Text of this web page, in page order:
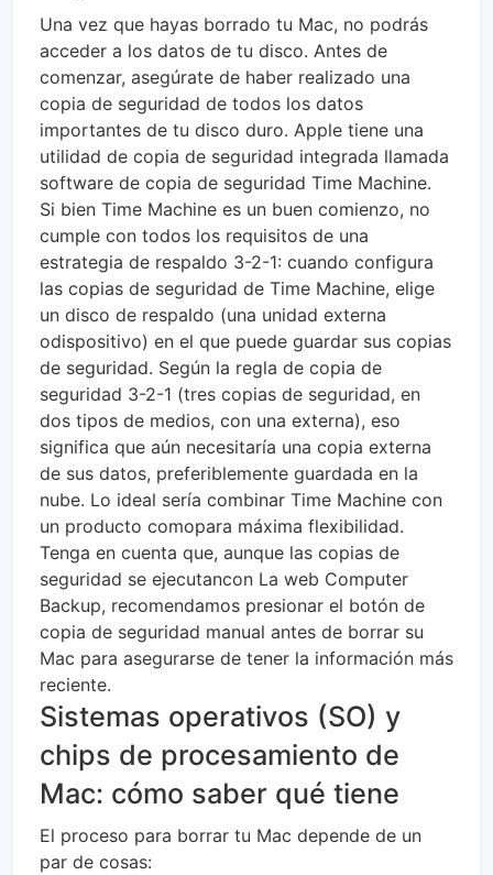
Una vez que hayas borrado tu Mac, no podrás
acceder a los datos de tu disco. Antes de
comenzar, asegúrate de haber realizado una
copia de seguridad de todos los datos
importantes de tu disco duro. Apple tiene una
utilidad de copia de seguridad integrada llamada
software de copia de seguridad Time Machine.
Si bien Time Machine es un buen comienzo, no
cumple con todos los requisitos de una
estrategia de respaldo 3-2-1: cuando configura
las copias de seguridad de Time Machine, elige
un disco de respaldo (una unidad externa
odispositivo) en el que puede guardar sus copias
de seguridad. Según la regla de copia de
seguridad 3-2-1 (tres copias de seguridad, en
dos tipos de medios, con una externa), eso
significa que aún necesitaría una copia externa
de sus datos, preferiblemente guardada en la
nube. Lo ideal sería combinar Time Machine con
un producto comopara máxima flexibilidad.
Tenga en cuenta que, aunque las copias de
seguridad se ejecutancon La web Computer
Backup, recomendamos presionar el botón de
copia de seguridad manual antes de borrar su
Mac para asegurarse de tener la información más
reciente.
Sistemas operativos (SO) y
chips de procesamiento de
Mac: cómo saber qué tiene
El proceso para borrar tu Mac depende de un
par de cosas: